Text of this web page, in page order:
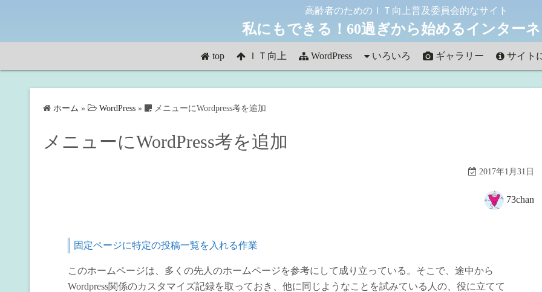
ツ
高齢者のためのＩＴ向上普及委員会的なサイト
私にもできる！60過ぎから始めるインターネ
top ＩＴ向上 WordPress いろいろ ギャラリー サイト
ホーム » WordPress » メニューにWordpress考を追加
メニューにWordPress考を追加
2017年1月31日
73chan
固定ページに特定の投稿一覧を入れる作業
このホームページは、多くの先人のホームページを参考にして成り立っている。そこで、途中から
Wordpress関係のカスタマイズ記録を取っておき、他に同じようなことを試みている人の、役に立てて